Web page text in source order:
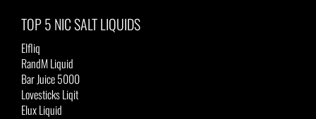
TOP 5 NIC SALT LIQUIDS
Elfliq
RandM Liquid
Bar Juice 5000
Lovesticks Liqit
Elux Liquid